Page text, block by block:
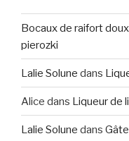
Bocaux de raifort
pierozki
Lalie Solune dans
Alice dans Liqueur de
Lalie Solune dans